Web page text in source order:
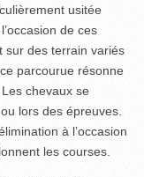
usitée
de ces
sur des terrain variés
parcourue résonne
chevaux se
lors des épreuves.
à l’occasion
les courses.